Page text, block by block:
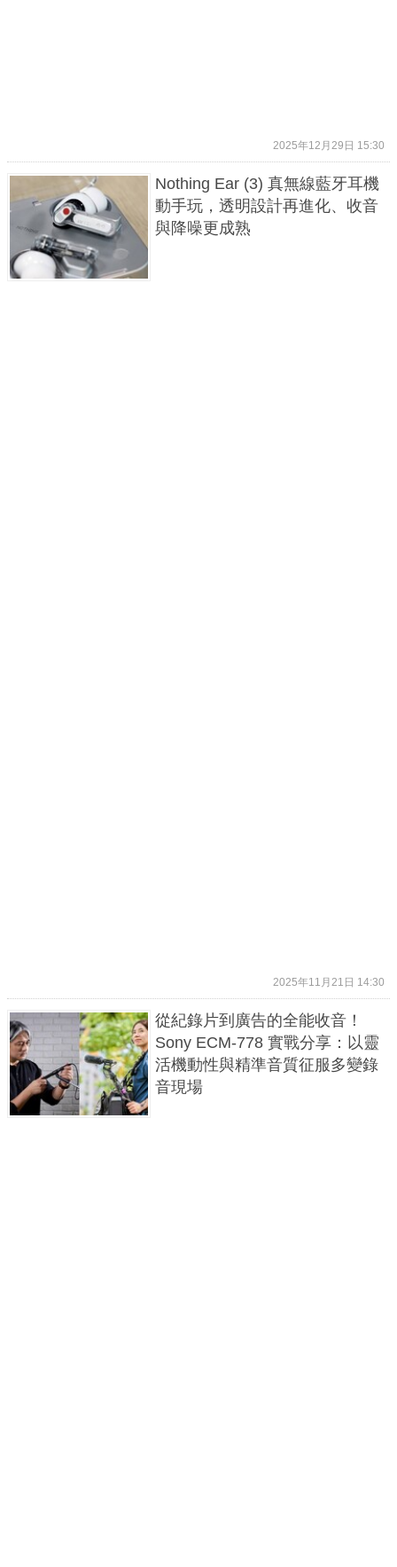
2025年12月29日 15:30
Nothing Ear (3) 真無線藍牙耳機
動手玩，透明設計再進化、收音
與降噪更成熟
2025年11月21日 14:30
從紀錄片到廣告的全能收音！
Sony ECM-778 實戰分享：以靈
活機動性與精準音質征服多變錄
音現場